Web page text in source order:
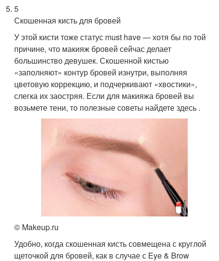
5
Скошенная кисть для бровей
У этой кисти тоже статус must have — хотя бы по той
причине, что макияж бровей сейчас делает
большинство девушек. Скошенной кистью
«заполняют» контур бровей изнутри, выполняя
цветовую коррекцию, и подчеркивают «хвостики»,
слегка их заостряя. Если для макияжа бровей вы
возьмете тени, то полезные советы найдете здесь .
© Makeup.ru
Удобно, когда скошенная кисть совмещена с круглой
щеточкой для бровей, как в случае с Eye & Brow